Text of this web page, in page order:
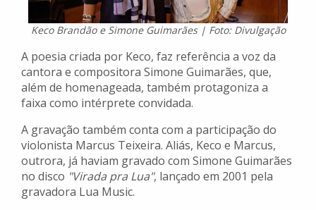
Keco Brandão e Simone Guimarães | Foto: Divulgação
A poesia criada por Keco, faz referência a voz da
cantora e compositora Simone Guimarães, que,
além de homenageada, também protagoniza a
faixa como intérprete convidada.
A gravação também conta com a participação do
violonista Marcus Teixeira. Aliás, Keco e Marcus,
outrora, já haviam gravado com Simone Guimarães
no disco "Virada pra Lua", lançado em 2001 pela
gravadora Lua Music.